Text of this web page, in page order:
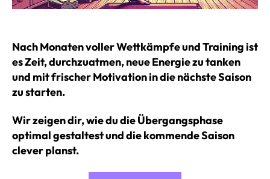
Nach Monaten voller Wettkämpfe und Training ist
es Zeit, durchzuatmen, neue Energie zu tanken
und mit frischer Motivation in die nächste Saison
zu starten.
Wir zeigen dir, wie du die Übergangsphase
optimal gestaltest und die kommende Saison
clever planst.